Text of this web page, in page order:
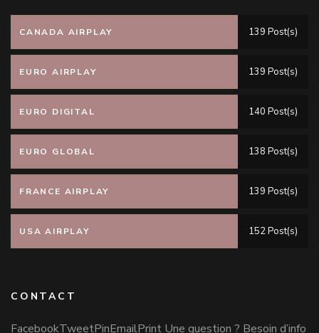
CANADA AIRPLAY 139 Post(s)
EURO AIRPLAY 139 Post(s)
EURO DIGITAL 140 Post(s)
EURO GLOBAL 138 Post(s)
FRANCE AIRPLAY 139 Post(s)
USA AIRPLAY 152 Post(s)
CONTACT
FacebookTweetPinEmailPrint Une question ? Besoin d’info